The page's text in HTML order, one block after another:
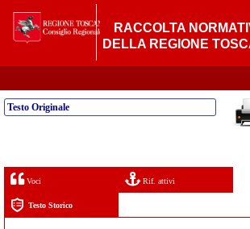
RACCOLTA
DELLA REGIONE
Testo Originale
Voci Rif. attivi
Testo Storico